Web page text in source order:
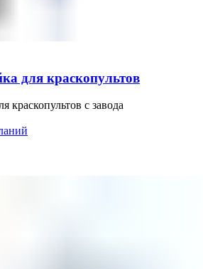
для краскопультов
краскопультов с завода